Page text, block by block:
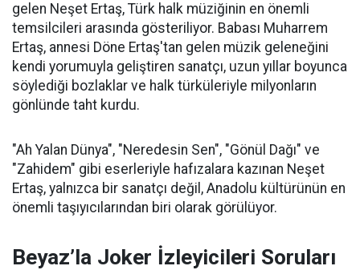
gelen Neşet Ertaş, Türk halk müziğinin en önemli
temsilcileri arasında gösteriliyor. Babası Muharrem
Ertaş, annesi Döne Ertaş'tan gelen müzik geleneğini
kendi yorumuyla geliştiren sanatçı, uzun yıllar boyunca
söylediği bozlaklar ve halk türküleriyle milyonların
gönlünde taht kurdu.
"Ah Yalan Dünya", "Neredesin Sen", "Gönül Dağı" ve
"Zahidem" gibi eserleriyle hafızalara kazınan Neşet
Ertaş, yalnızca bir sanatçı değil, Anadolu kültürünün en
önemli taşıyıcılarından biri olarak görülüyor.
Beyaz’la Joker İzleyicileri Soruları